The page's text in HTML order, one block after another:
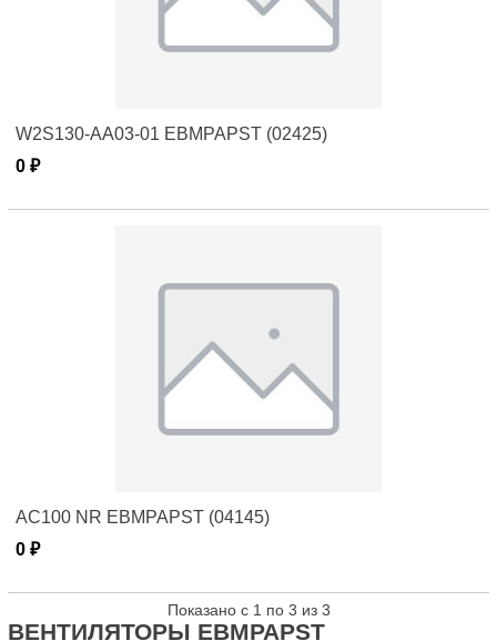
W2S130-AA03-01 EBMPAPST (02425)
0 ₽
AC100 NR EBMPAPST (04145)
0 ₽
Показано с 1 по 3 из 3
ВЕНТИЛЯТОРЫ EBMPAPST